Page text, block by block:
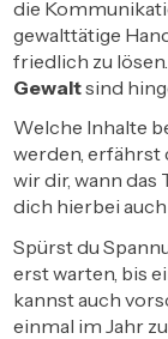
die
gewalttätige
friedlich zu lösen.
Gewaltsind
Welche Inhalte
werden, erfährst
wir dir, wann das
dich hierbei
Spürst du
erst warten, bis
kannst auch
einmal im Jahr